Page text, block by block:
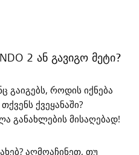
2 ან გავიგო მეტი?
გაიგებს, როდის იქნება
ქვეყანაში?
განახლების მისაღებად!
აღმოაჩინეთ, თუ